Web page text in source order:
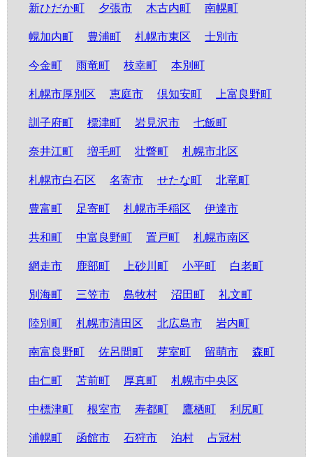
新ひだか町 夕張市 木古内町 南幌町
幌加内町 豊浦町 札幌市東区 士別市
今金町 雨竜町 枝幸町 本別町
札幌市厚別区 恵庭市 倶知安町 上富良野町
訓子府町 標津町 岩見沢市 七飯町
奈井江町 増毛町 壮瞥町 札幌市北区
札幌市白石区 名寄市 せたな町 北竜町
豊富町 足寄町 札幌市手稲区 伊達市
共和町 中富良野町 置戸町 札幌市南区
網走市 鹿部町 上砂川町 小平町 白老町
別海町 三笠市 島牧村 沼田町 礼文町
陸別町 札幌市清田区 北広島市 岩内町
南富良野町 佐呂間町 芽室町 留萌市 森町
由仁町 苫前町 厚真町 札幌市中央区
中標津町 根室市 寿都町 鷹栖町 利尻町
浦幌町 函館市 石狩市 泊村 占冠村